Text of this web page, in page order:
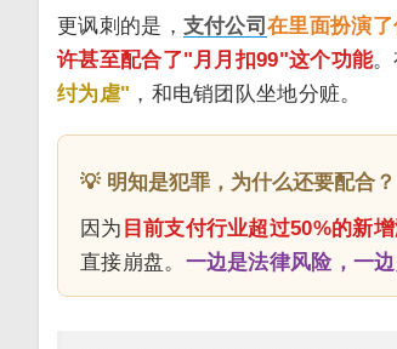
更讽刺的是， 支付公司在里面扮演
许甚至配合了"月月扣99"这个功能
纣为虐" ，和电销团队坐地分赃。
💡 明知是犯罪，为什么还要配合？
因为 目前支付行业超过50%的新
直接崩盘。 一边是法律风险，一